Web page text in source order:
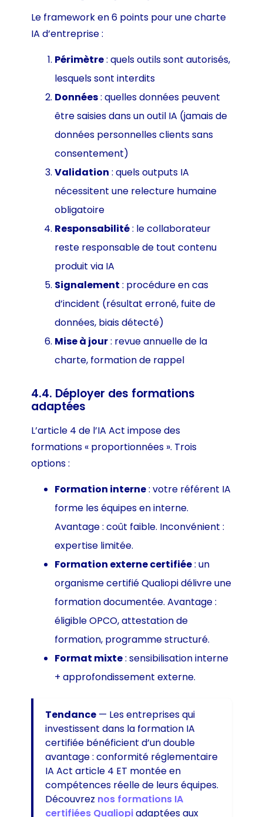
Le framework en 6 points pour une charte
IA d’entreprise :
Périmètre: quels outils sont autorisés,
lesquels sont interdits
Données: quelles données peuvent
être saisies dans un outil IA (jamais de
données personnelles clients sans
consentement)
Validation : quels outputs IA
nécessitent une relecture humaine
obligatoire
Responsabilité: le collaborateur
reste responsable de tout contenu
produit via IA
Signalement : procédure en cas
d’incident (résultat erroné, fuite de
données, biais détecté)
Mise à jour: revue annuelle de la
charte, formation de rappel
4.4. Déployer des formations
adaptées
L’article 4 de l’IA Act impose des
formations « proportionnées ». Trois
options :
Formation interne: votre référent IA
forme les équipes en interne.
Avantage : coût faible. Inconvénient :
expertise limitée.
Formation externe certifiée: un
organisme certifié Qualiopi délivre une
formation documentée. Avantage :
éligible OPCO, attestation de
formation, programme structuré.
Format mixte: sensibilisation interne
+ approfondissement externe.
Tendance— Les entreprises qui
investissent dans la formation IA
certifiée bénéficient d’un double
avantage : conformité réglementaire
IA Act article 4 ET montée en
compétences réelle de leurs équipes.
Découvrez nos formations IA
certifiées Qualiopiadaptées aux